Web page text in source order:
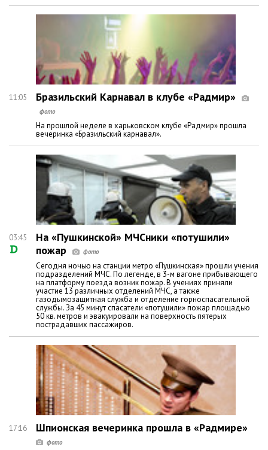
11:05 Бразильский Карнавал в клубе «Радмир»
На прошлой неделе в харьковском клубе «Радмир» прошла
вечеринка «Бразильский карнавал».
03:45
На «Пушкинской» МЧСники «потушили»
пожар
Сегодня ночью на станции метро «Пушкинская» прошли учения
подразделений МЧС. По легенде, в 3-м вагоне прибывающего
на платформу поезда возник пожар. В учениях приняли
участие 13 различных отделений МЧС, а также
газодымозащитная служба и отделение горноспасательной
службы. За 45 минут спасатели «потушили» пожар площадью
50 кв. метров и эвакуировали на поверхность пятерых
пострадавших пассажиров.
17:16 Шпионская вечеринка прошла в «Радмире»